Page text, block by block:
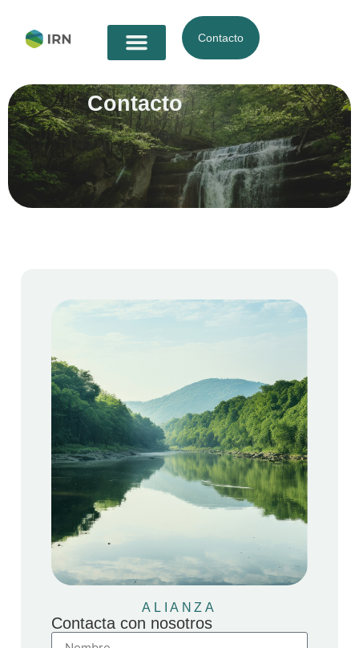
Contacto
Contacto
ALIANZA
Contacta con nosotros